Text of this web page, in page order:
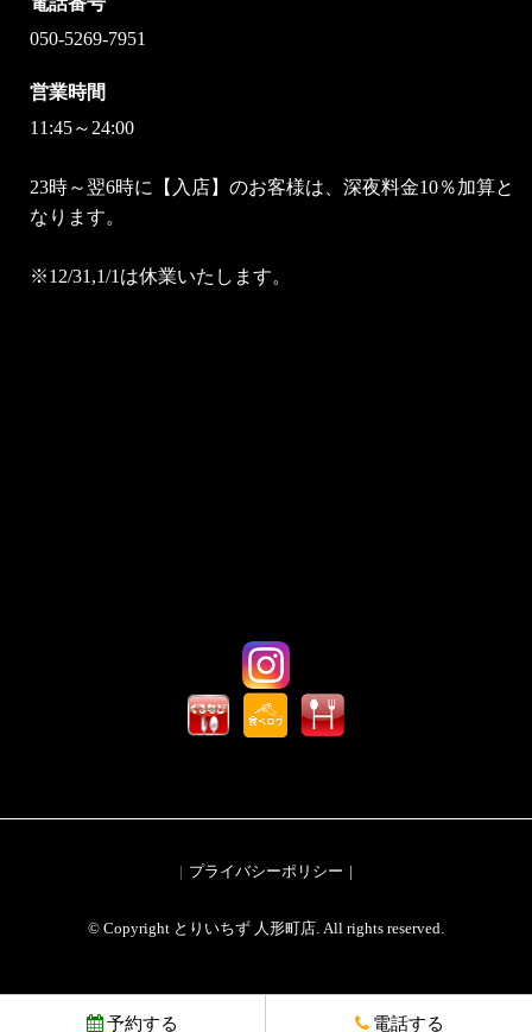
050-5269-7951
営業時間
11:45～24:00
23時～翌6時に【入店】のお客様は、深夜料金10％加算と
なります。
※12/31,1/1は休業いたします。
プライバシーポリシー
© Copyright とりいちず 人形町店. All rights reserved.
予約する 電話する